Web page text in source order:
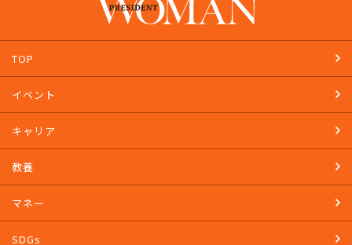
TOP
イベント
キャリア
教養
マネー
SDGs